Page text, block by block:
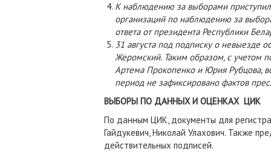
К наблюдению за выборами
организаций по наблюдению за
ответа от президента Республики
31 августа под подписку о невыезде
Жеромский. Таким образом, с учетом
Артема Прокопенко и Юрия Рубцова,
период не зафиксировано фактов
ВЫБОРЫ ПО ДАННЫХ И ОЦЕНКАХ ЦИК
По данным ЦИК, документы для
Гайдукевич, Николай Улахович. Также
действительных подписей.